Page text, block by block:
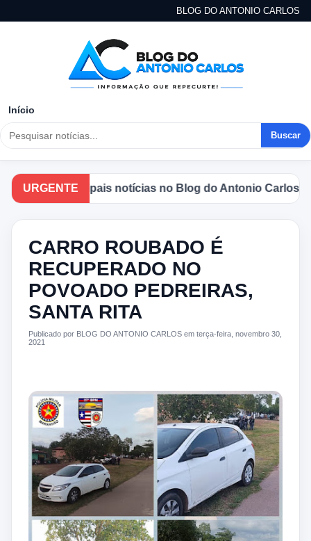
BLOG DO ANTONIO CARLOS
Início
Buscar
URGENTE
as principais notícias no Blog do Antonio Carlos.
CARRO ROUBADO É
RECUPERADO NO
POVOADO PEDREIRAS,
SANTA RITA
Publicado por BLOG DO ANTONIO CARLOS em terça-feira, novembro 30,
2021